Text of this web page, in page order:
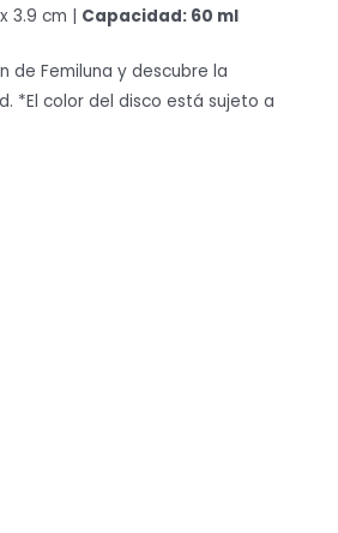
3.9 cm | Capacidad: 60 ml
de Femiluna y descubre la
*El color del disco está sujeto a